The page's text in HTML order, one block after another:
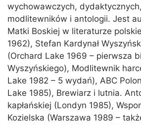
wychowawczych,
modlitewników i antologii. Jest
Matki Boskiej w literaturze
1962), Stefan Kardynał
(Orchard Lake 1969 – pierwsza
Wyszyńskiego), Modlitewnik
Lake 1982 – 5 wydań), ABC
Lake 1985), Brewiarz i lutnia.
kapłańskiej (Londyn 1985),
Kozielska (Warszawa 1989 –